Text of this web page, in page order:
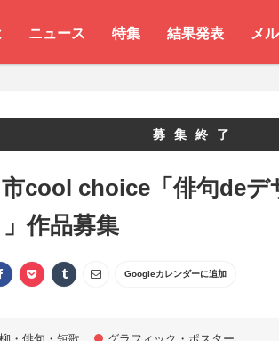
ニュース 特集 結果発表 メ
募集終了
cool choice「俳句deデ
作品募集
Googleカレンダーに追加